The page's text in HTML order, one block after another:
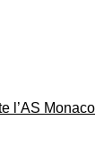
l’AS Monaco